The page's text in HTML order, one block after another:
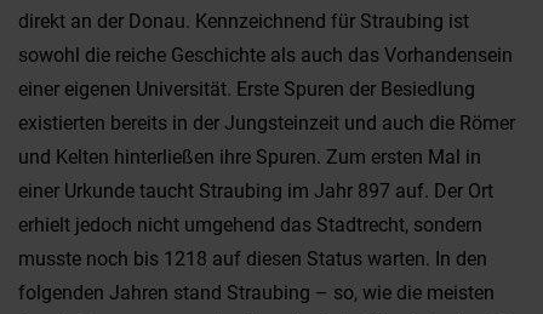
direkt an der Donau. Kennzeichnend für Straubing ist
sowohl die reiche Geschichte als auch das Vorhandensein
einer eigenen Universität. Erste Spuren der Besiedlung
existierten bereits in der Jungsteinzeit und auch die Römer
und Kelten hinterließen ihre Spuren. Zum ersten Mal in
einer Urkunde taucht Straubing im Jahr 897 auf. Der Ort
erhielt jedoch nicht umgehend das Stadtrecht, sondern
musste noch bis 1218 auf diesen Status warten. In den
folgenden Jahren stand Straubing – so, wie die meisten